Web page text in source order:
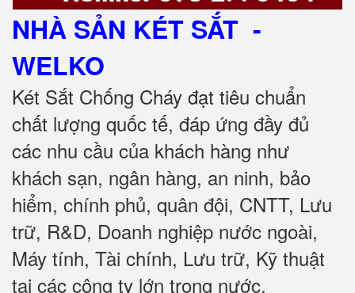
NHÀ SẢN KÉT SẮT -
WELKO
Két Sắt Chống Cháy đạt tiêu chuẩn
chất lượng quốc tế, đáp ứng đầy đủ
các nhu cầu của khách hàng như
khách sạn, ngân hàng, an ninh, bảo
hiểm, chính phủ, quân đội, CNTT, Lưu
trữ, R&D, Doanh nghiệp nước ngoài,
Máy tính, Tài chính, Lưu trữ, Kỹ thuật
tại các công ty lớn trong nước.